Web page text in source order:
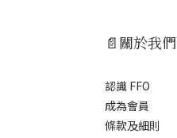
📄關於我們
認識 FFO
成為會員
條款及細則